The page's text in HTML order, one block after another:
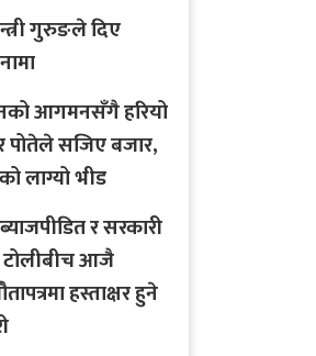
गुरुङले दिए
आगमनसँगै हरियो
पोतेले सजिए बजार,
लाग्यो भीड
र सरकारी
टोलीबीच आजै
हस्ताक्षर हुने